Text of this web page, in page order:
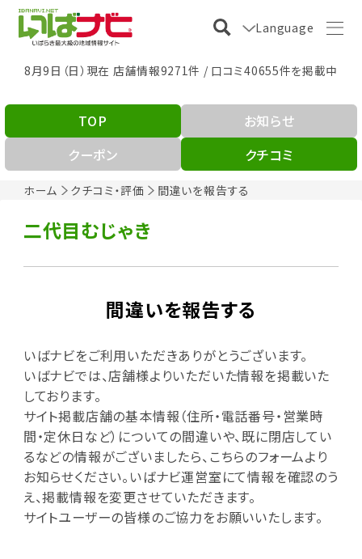
Language
8月9日（日）現在 店舗情報9271件 / 口コミ40655件を掲載中
ホーム クチコミ・評価 間違いを報告する
TOP
お知らせ
クーポン
クチコミ
二代目むじゃき
間違いを報告する
いばナビをご利用いただきありがとうございます。
いばナビでは、店舗様よりいただいた情報を掲載いた
しております。
サイト掲載店舗の基本情報（住所・電話番号・営業時
間・定休日など）についての間違いや、既に閉店してい
るなどの情報がございましたら、こちらのフォームより
お知らせください。いばナビ運営室にて情報を確認のう
え、掲載情報を変更させていただきます。
サイトユーザーの皆様のご協力をお願いいたします。